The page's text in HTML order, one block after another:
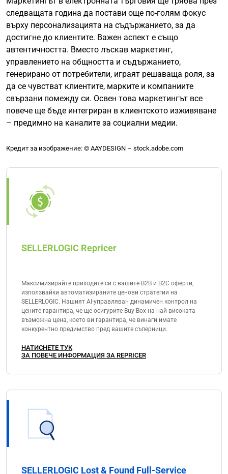
следващата година да постави още по-голям фокус
върху персонализацията на съдържанието, за да
достигне до клиентите. Важен аспект е също
автентичността. Вместо лъскав маркетинг,
управлението на общността и съдържанието,
генерирано от потребители, играят решаваща роля, за
да се чувстват клиентите, марките и компаниите
свързани помежду си. Освен това маркетингът все
повече ще бъде интегриран в клиентското изживяване
– предимно на каналите за социални медии.
Кредит за изображение: © AAYDESIGN – stock.adobe.com
SELLERLOGIC Repricer
Максимизирайте приходите си с вашите B2B и B2C оферти,
използвайки автоматизираните ценови стратегии на
SELLERLOGIC. Нашият AI-управляван динамичен контрол на
цените гарантира, че ще осигурите Buy Box на най-високата
възможна цена, което ви гарантира, че винаги имате
конкурентно предимство пред вашите съперници.
НАТИСНЕТЕ ТУК
ЗА ПОВЕЧЕ ИНФОРМАЦИЯ ЗА REPRICER
SELLERLOGIC Lost & Found Full-Service